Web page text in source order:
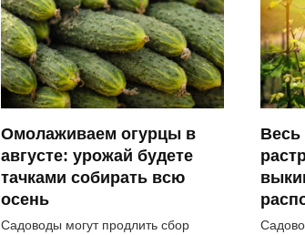
Омолаживаем огурцы в
августе: урожай будете
тачками собирать всю
осень
Садоводы могут продлить сбор
Весь